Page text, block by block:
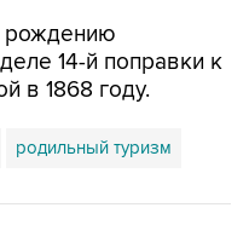
рождению
14-й поправки к
в 1868 году.
родильный туризм